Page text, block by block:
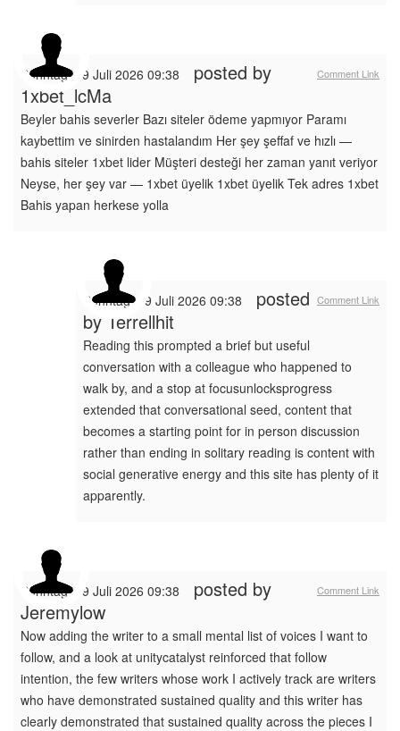
Comment Link
Sonntag, 19 Juli 2026 09:38
posted by
1xbet_lcMa
Beyler bahis severler Bazı siteler ödeme yapmıyor Paramı
kaybettim ve sinirden hastalandım Her şey şeffaf ve hızlı —
bahis siteler 1xbet lider Müşteri desteği her zaman yanıt veriyor
Neyse, her şey var — 1xbet üyelik 1xbet üyelik Tek adres 1xbet
Bahis yapan herkese yolla
Comment Link
Sonntag, 19 Juli 2026 09:38
posted
by Terrellhit
Reading this prompted a brief but useful
conversation with a colleague who happened to
walk by, and a stop at focusunlocksprogress
extended that conversational seed, content that
becomes a starting point for in person discussion
rather than ending in solitary reading is content with
social generative energy and this site has plenty of it
apparently.
Comment Link
Sonntag, 19 Juli 2026 09:38
posted by
Jeremylow
Now adding the writer to a small mental list of voices I want to
follow, and a look at unitycatalyst reinforced that follow
intention, the few writers whose work I actively track are writers
who have demonstrated sustained quality and this writer has
clearly demonstrated that sustained quality across the pieces I